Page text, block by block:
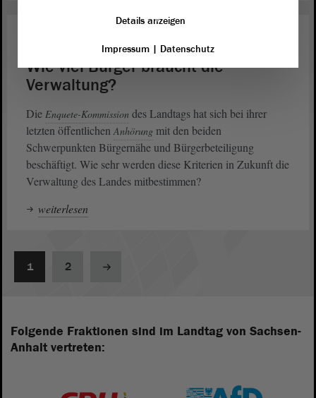
Wie viel Bürger braucht die
Verwaltung?
Die Enquete-Kommission des Landtags hat sich bei ihrer
letzten öffentlichen Anhörung mit den beiden
Schwerpunkten Bürgernähe und Bürgerbeteiligung
beschäftigt. Wie sehr werden diese Kriterien in Zukunft die
Verwaltung des Landes mitbestimmen?
weiterlesen
1 2
Folgende Fraktionen sind im Landtag von Sachsen-
Anhalt vertreten:
Details anzeigen
Impressum| Datenschutz